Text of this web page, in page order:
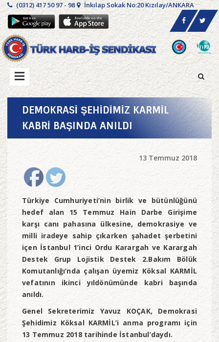
(0312) 417 50 97 - 98 İnkılap Sokak No:20 Kızılay/ANKARA
DEMOKRASİ ŞEHİDİMİZ KARMİL
KABRİ BAŞINDA ANILDI
13 Temmuz 2018
Türkiye Cumhuriyeti’nin birlik ve bütünlüğünü
hedef alan 15 Temmuz Hain Darbe Girişime
karşı canı pahasına ülkesine, demokrasiye ve
milli iradeye sahip çıkarken şahadet şerbetini
içen İstanbul 1’inci Ordu Karargah ve Karargah
Destek Grup Lojistik Destek 2.Bakım Bölük
Komutanlığı’nda çalışan üyemiz Köksal KARMİL
vefatının ikinci yıldönümünde kabri başında
anıldı.
Genel Sekreterimiz Yavuz KOÇAK, Demokrasi
Şehidimiz Köksal KARMİL’i anma programı için
13 Temmuz 2018 tarihinde İstanbul’daydı.